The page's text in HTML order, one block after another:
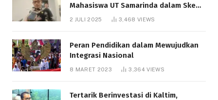
Mahasiswa UT Samarinda dalam Skema
Bantuan Pendidikan Gratispol
2 JULI 2025 3,468 VIEWS
Peran Pendidikan dalam Mewujudkan
Integrasi Nasional
8 MARET 2023 3,364VIEWS
Tertarik Berinvestasi di Kaltim,